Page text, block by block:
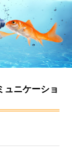
ュニケーショ